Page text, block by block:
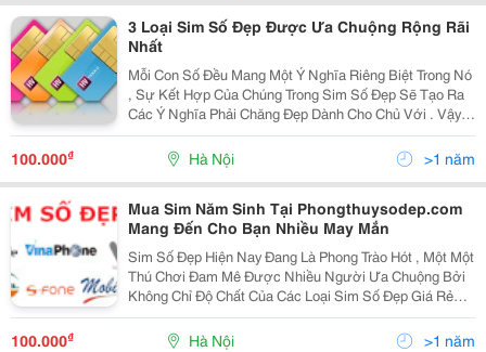
3 Loại Sim Số Đẹp Được Ưa Chuộng Rộng Rãi
Nhất
Mỗi Con Số Đều Mang Một Ý Nghĩa Riêng Biệt Trong Nó
, Sự Kết Hợp Của Chúng Trong Sim Số Đẹp Sẽ Tạo Ra
Các Ý Nghĩa Phải Chăng Đẹp Dành Cho Chủ Với . Vậy
Các Loại Sim Số Đẹp Nào Được Ưa Chuộng Nhất Hiện
Tại Là Các Sim Số Đẹp Nào ? Mời Quý Khách Đọc Tiế
100.000₫ Hà Nội >1 năm
Mua Sim Năm Sinh Tại Phongthuysodep.com
Mang Đến Cho Bạn Nhiều May Mắn
Sim Số Đẹp Hiện Nay Đang Là Phong Trào Hót , Một Một
Thú Chơi Đam Mê Được Nhiều Người Ưa Chuộng Bởi
Không Chỉ Độ Chất Của Các Loại Sim Số Đẹp Giá Rẻ
Mà Còn Đem Lại Những Điều Tốt Đẹp Cho Chủ Và Sự
Thành Công Của Người Sở Hữu Nó. Sim Năm Sinh Tạ
100.000₫ Hà Nội >1 năm